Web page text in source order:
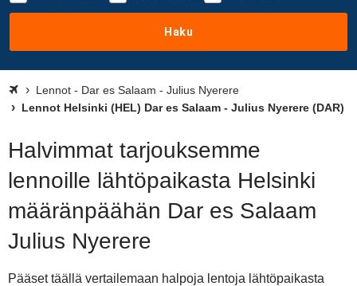
Haku
Lennot - Dar es Salaam - Julius Nyerere
Lennot Helsinki (HEL) Dar es Salaam - Julius Nyerere (DAR)
Halvimmat tarjouksemme
lennoille lähtöpaikasta Helsinki
määränpäähän Dar es Salaam
Julius Nyerere
Pääset täällä vertailemaan halpoja lentoja lähtöpaikasta